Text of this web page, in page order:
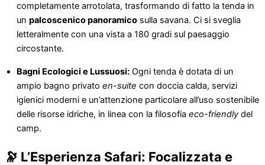
completamente arrotolata, trasformando di fatto la tenda in
un palcoscenico panoramico sulla savana. Ci si sveglia
letteralmente con una vista a 180 gradi sul paesaggio
circostante.
Bagni Ecologici e Lussuosi: Ogni tenda è dotata di un
ampio bagno privato en-suite con doccia calda, servizi
igienici moderni e un’attenzione particolare all’uso sostenibile
delle risorse idriche, in linea con la filosofia eco-friendly del
camp.
🔭 L’Esperienza Safari: Focalizzata e